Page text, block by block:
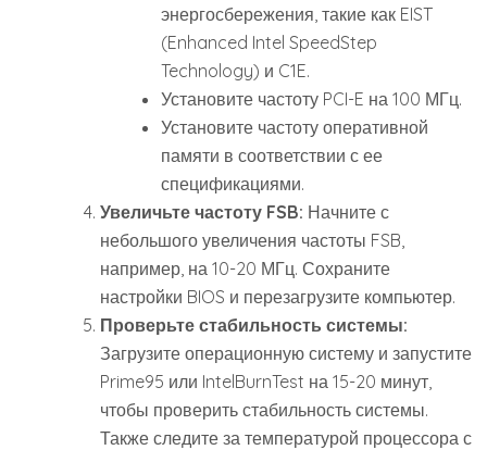
энергосбережения, такие как EIST
(Enhanced Intel SpeedStep
Technology) и C1E.
Установите частоту PCI-E на 100 МГц.
Установите частоту оперативной
памяти в соответствии с ее
спецификациями.
Увеличьте частоту FSB: Начните с
небольшого увеличения частоты FSB,
например, на 10-20 МГц. Сохраните
настройки BIOS и перезагрузите компьютер.
Проверьте стабильность системы:
Загрузите операционную систему и запустите
Prime95 или IntelBurnTest на 15-20 минут,
чтобы проверить стабильность системы.
Также следите за температурой процессора с